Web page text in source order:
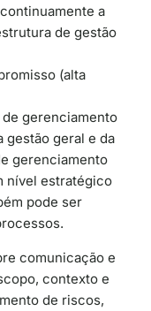
a
de gestão
(alta
gerenciamento
gestão geral e da
gerenciamento
nível estratégico
pode ser
comunicação e
contexto e
de riscos,